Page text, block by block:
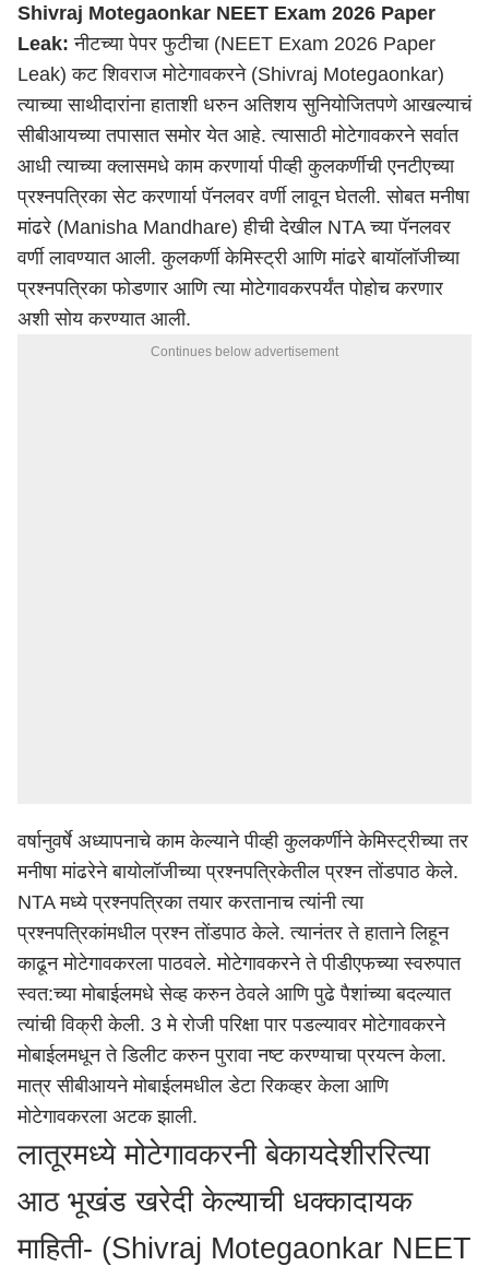
Shivraj Motegaonkar NEET Exam 2026 Paper
Leak: नीटच्या पेपर फुटीचा (NEET Exam 2026 Paper
Leak) कट शिवराज मोटेगावकरने (Shivraj Motegaonkar)
त्याच्या साथीदारांना हाताशी धरुन अतिशय सुनियोजितपणे आखल्याचं
सीबीआयच्या तपासात समोर येत आहे. त्यासाठी मोटेगावकरने सर्वात
आधी त्याच्या क्लासमधे काम करणार्या पीव्ही कुलकर्णीची एनटीएच्या
प्रश्नपत्रिका सेट करणार्या पॅनलवर वर्णी लावून घेतली. सोबत मनीषा
मांढरे (Manisha Mandhare) हीची देखील NTA च्या पॅनलवर
वर्णी लावण्यात आली. कुलकर्णी केमिस्ट्री आणि मांढरे बायॉलॉजीच्या
प्रश्नपत्रिका फोडणार आणि त्या मोटेगावकरपर्यंत पोहोच करणार
अशी सोय करण्यात आली.
Continues below advertisement
वर्षानुवर्षे अध्यापनाचे काम केल्याने पीव्ही कुलकर्णीने केमिस्ट्रीच्या तर
मनीषा मांढरेने बायोलॉजीच्या प्रश्नपत्रिकेतील प्रश्न तोंडपाठ केले.
NTA मध्ये प्रश्नपत्रिका तयार करतानाच त्यांनी त्या
प्रश्नपत्रिकांमधील प्रश्न तोंडपाठ केले. त्यानंतर ते हाताने लिहून
काढून मोटेगावकरला पाठवले. मोटेगावकरने ते पीडीएफच्या स्वरुपात
स्वत:च्या मोबाईलमधे सेव्ह करुन ठेवले आणि पुढे पैशांच्या बदल्यात
त्यांची विक्री केली. 3 मे रोजी परिक्षा पार पडल्यावर मोटेगावकरने
मोबाईलमधून ते डिलीट करुन पुरावा नष्ट करण्याचा प्रयत्न केला.
मात्र सीबीआयने मोबाईलमधील डेटा रिकव्हर केला आणि
मोटेगावकरला अटक झाली.
लातूरमध्ये मोटेगावकरनी बेकायदेशीररित्या
आठ भूखंड खरेदी केल्याची धक्कादायक
माहिती- (Shivraj Motegaonkar NEET